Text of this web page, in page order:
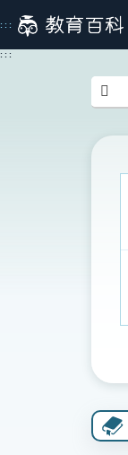
到
主
:::
:::